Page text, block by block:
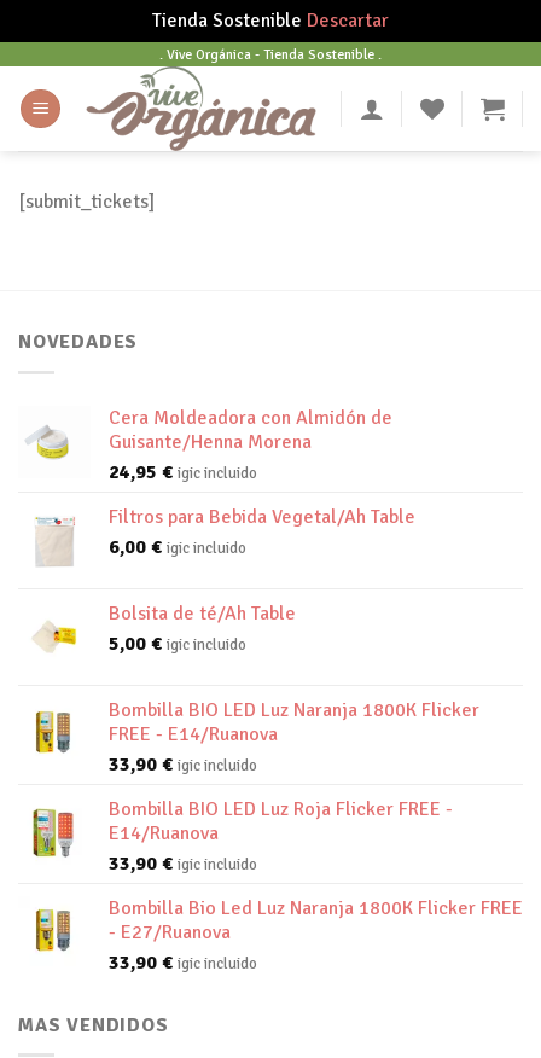
Tienda Sostenible Descartar
content
. Vive Orgánica - Tienda Sostenible .
[submit_tickets]
NOVEDADES
Cera Moldeadora con Almidón de
Guisante/Henna Morena
24,95 € igic incluido
Filtros para Bebida Vegetal/Ah Table
6,00 € igic incluido
Bolsita de té/Ah Table
5,00 € igic incluido
Bombilla BIO LED Luz Naranja 1800K Flicker
FREE - E14/Ruanova
33,90 € igic incluido
Bombilla BIO LED Luz Roja Flicker FREE -
E14/Ruanova
33,90 € igic incluido
Bombilla Bio Led Luz Naranja 1800K Flicker FREE
- E27/Ruanova
33,90 € igic incluido
MAS VENDIDOS